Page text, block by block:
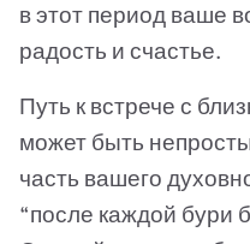
в этот период ваше
радость и счастье.
Путь к встрече с
может быть
часть вашего
“после каждой бури